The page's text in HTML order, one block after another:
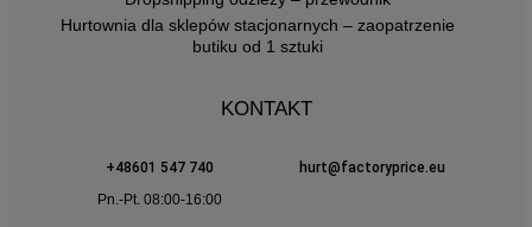
Hurtownia dla sklepów stacjonarnych – zaopatrzenie
butiku od 1 sztuki
KONTAKT
+48601 547 740
hurt@factoryprice.eu
Pn.-Pt. 08:00-16:00